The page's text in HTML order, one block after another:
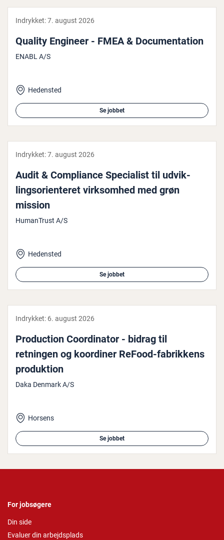
Indrykket:7. august 2026
Quality Engineer - FMEA & Do­cu­men­ta­tion
ENABL A/S
Hedensted
Se jobbet
Indrykket:7. august 2026
Audit & Com­pli­an­ce Spe­ci­a­list til ud­vik­
lings­o­ri­en­te­ret virk­som­hed med grøn
mission
HumanTrust A/S
Hedensted
Se jobbet
Indrykket: 6. august 2026
Pro­duction Co­or­di­na­tor - bidrag til
retningen og koordiner ReFood-fa­brik­kens
pro­duk­tion
Daka Denmark A/S
Horsens
Se jobbet
For jobsøgere
Din side
Evaluer din arbejdsplads